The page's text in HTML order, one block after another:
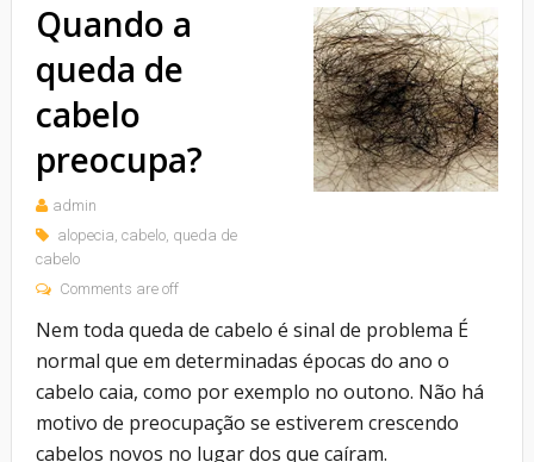
Quando a
queda de
cabelo
preocupa?
admin
alopecia, cabelo, queda de
cabelo
Comments are off
Nem toda queda de cabelo é sinal de problema É
normal que em determinadas épocas do ano o
cabelo caia, como por exemplo no outono. Não há
motivo de preocupação se estiverem crescendo
cabelos novos no lugar dos que caíram.